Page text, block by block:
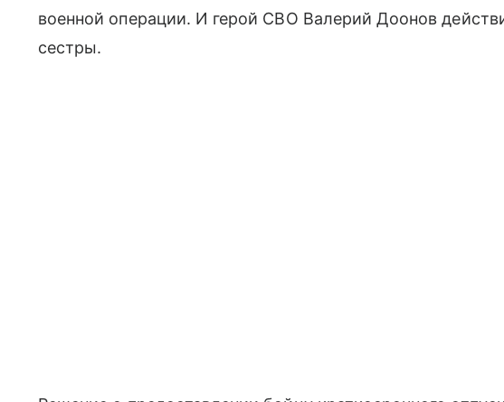
военной операции. И герой СВО Валерий Доонов
сестры.